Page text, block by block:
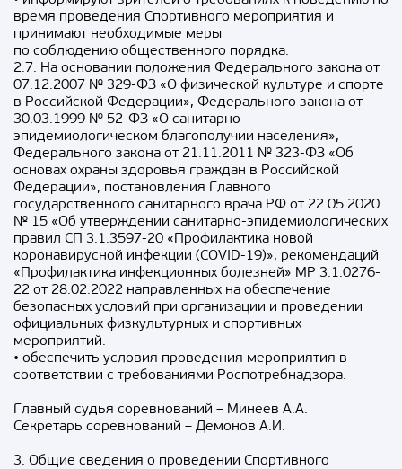
время проведения Спортивного мероприятия и
принимают необходимые меры
по соблюдению общественного порядка.
2.7. На основании положения Федерального закона от
07.12.2007 № 329-ФЗ «О физической культуре и спорте
в Российской Федерации», Федерального закона от
30.03.1999 № 52-ФЗ «О санитарно-
эпидемиологическом благополучии населения»,
Федерального закона от 21.11.2011 № 323-ФЗ «Об
основах охраны здоровья граждан в Российской
Федерации», постановления Главного
государственного санитарного врача РФ от 22.05.2020
№ 15 «Об утверждении санитарно-эпидемиологических
правил СП 3.1.3597-20 «Профилактика новой
коронавирусной инфекции (COVID-19)», рекомендаций
«Профилактика инфекционных болезней» МР 3.1.0276-
22 от 28.02.2022 направленных на обеспечение
безопасных условий при организации и проведении
официальных физкультурных и спортивных
мероприятий.
• обеспечить условия проведения мероприятия в
соответствии с требованиями Роспотребнадзора.
Главный судья соревнований – Минеев А.А.
Секретарь соревнований – Демонов А.И.
3. Общие сведения о проведении Спортивного